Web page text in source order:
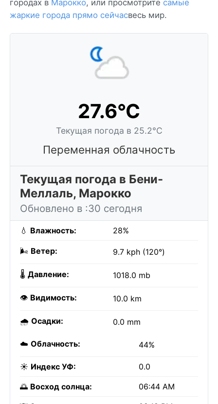
городах в Марокко, или просмотрите самые
жаркие города прямо сейчасвесь мир.
27.6°C
Текущая погода в 25.2°C
Переменная облачность
Текущая погода в Бени-
Меллаль, Марокко
Обновлено в :30 сегодня
💧 Влажность: 28%
🌬️ Ветер: 9.7 kph (120°)
🌡️ Давление: 1018.0 mb
👁️ Видимость: 10.0 km
🌧️ Осадки: 0.0 mm
☁️ Облачность: 44%
☀️ Индекс УФ: 0.0
🌅 Восход солнца: 06:44 AM